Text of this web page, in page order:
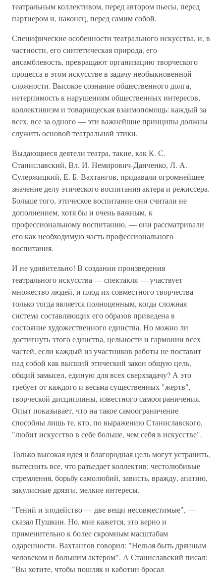
театральным коллективом, перед автором пьесы, перед
партнером и, наконец, перед самим собой.
Специфические особенности театрального искусства, и, в
частности, его синтетическая природа, его
ансамблевость, превращают организацию творческого
процесса в этом искусстве в задачу необыкновенной
сложности. Высокое сознание общественного долга,
нетерпимость к нарушениям общественных интересов,
коллективизм и товарищеская взаимопомощь: каждый за
всех, все за одного — эти важнейшие принципы должны
служить основой театральной этики.
Выдающиеся деятели театра, такие, как К. С.
Станиславский, Вл. И. Немирович-Данченко, Л. А.
Сулержицкий, Е. Б. Вахтангов, придавали огромнейшее
значение делу этического воспитания актера и режиссера.
Больше того, этическое воспитание они считали не
дополнением, хотя бы и очень важным, к
профессиональному воспитанию, — они рассматривали
его как необходимую часть профессионального
воспитания.
И не удивительно! В создании произведения
театрального искусства — спектакля — участвует
множество людей, и плод их совместного творчества
только тогда является полноценным, когда сложная
система составляющих его образов приведена в
состояние художественного единства. Но можно ли
достигнуть этого единства, цельности и гармонии всех
частей, если каждый из участников работы не поставит
над собой как высший этический закон общую цель,
общий замысел, единую для всех сверхзадачу? А это
требует от каждого и весьма существенных "жертв",
творческой дисциплины, известного самоограничения.
Опыт показывает, что на такое самоограничение
способны лишь те, кто, по выражению Станиславского,
"любит искусство в себе больше, чем себя в искусстве".
Только высокая идея и благородная цель могут устранить,
вытеснить все, что разъедает коллектив: честолюбивые
стремления, борьбу самолюбий, зависть, вражду, апатию,
закулисные дрязги, мелкие интересы.
"Гений и злодейство — две вещи несовместимые", —
сказал Пушкин. Но, мне кажется, это верно и
применительно к более скромным масштабам
одаренности. Вахтангов говорил: "Нельзя быть дрянным
человеком и большим актером". А Станиславский писал:
"Вы хотите, чтобы пошляк и каботин бросал